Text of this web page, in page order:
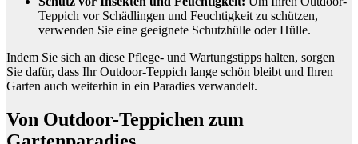
Teppich vor Schädlingen und Feuchtigkeit zu schützen,
verwenden Sie eine geeignete Schutzhülle oder Hülle.
Indem Sie sich an diese Pflege- und Wartungstipps halten, sorgen
Sie dafür, dass Ihr Outdoor-Teppich lange schön bleibt und Ihren
Garten auch weiterhin in ein Paradies verwandelt.
Von Outdoor-Teppichen zum